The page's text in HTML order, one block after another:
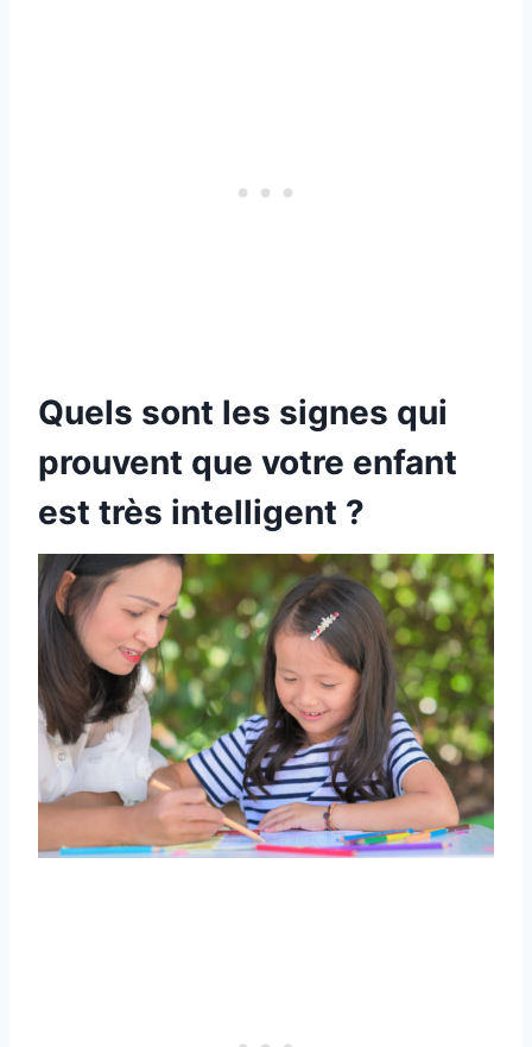
Quels sont les signes qui
prouvent que votre enfant
est très intelligent ?